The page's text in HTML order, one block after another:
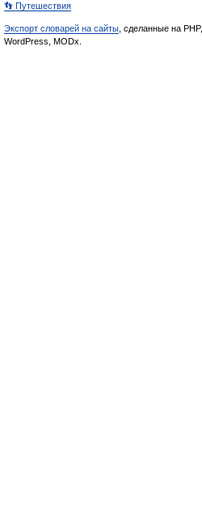
👣 Путешествия
Экспорт словарей на сайты , сделанные на PHP,
WordPress, MODx.